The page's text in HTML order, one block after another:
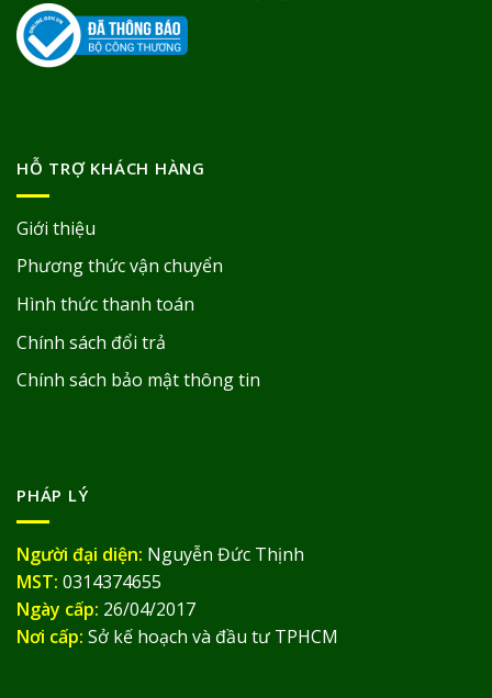
HỖ TRỢ KHÁCH HÀNG
Giới thiệu
Phương thức vận chuyển
Hình thức thanh toán
Chính sách đổi trả
Chính sách bảo mật thông tin
PHÁP LÝ
Người đại diện: Nguyễn Đức Thịnh
MST: 0314374655
Ngày cấp: 26/04/2017
Nơi cấp: Sở kế hoạch và đầu tư TPHCM